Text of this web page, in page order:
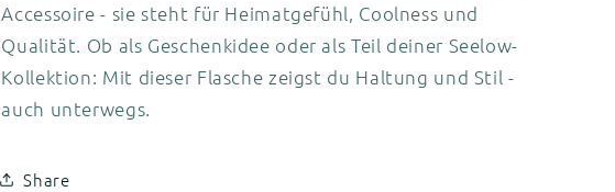
Accessoire - sie steht für Heimatgefühl, Coolness und
Qualität. Ob als Geschenkidee oder als Teil deiner Seelow-
Kollektion: Mit dieser Flasche zeigst du Haltung und Stil -
auch unterwegs.
Share